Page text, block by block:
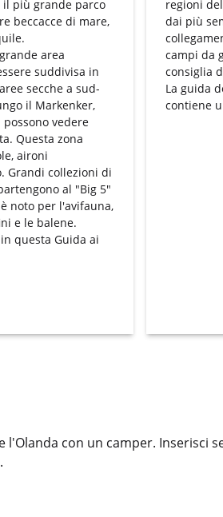
il più grande parco
beccacce di mare,
area
suddivisa in
secche a sud-
il Markenker,
vedere
Questa zona
aironi
Grandi collezioni di
al "Big 5"
noto per l'avifauna,
e le balene.
questa Guida ai
regioni
dai più
campi da
consiglia
La guida
contiene
con un camper. Inserisci